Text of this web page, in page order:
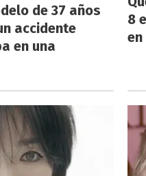
de 37 años
accidente
en una
8
en